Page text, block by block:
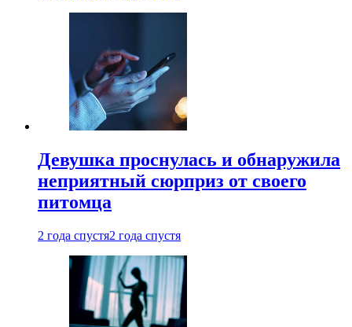
Девушка проснулась и обнаружила
неприятный сюрприз от своего
питомца
2 года спустя2 года спустя